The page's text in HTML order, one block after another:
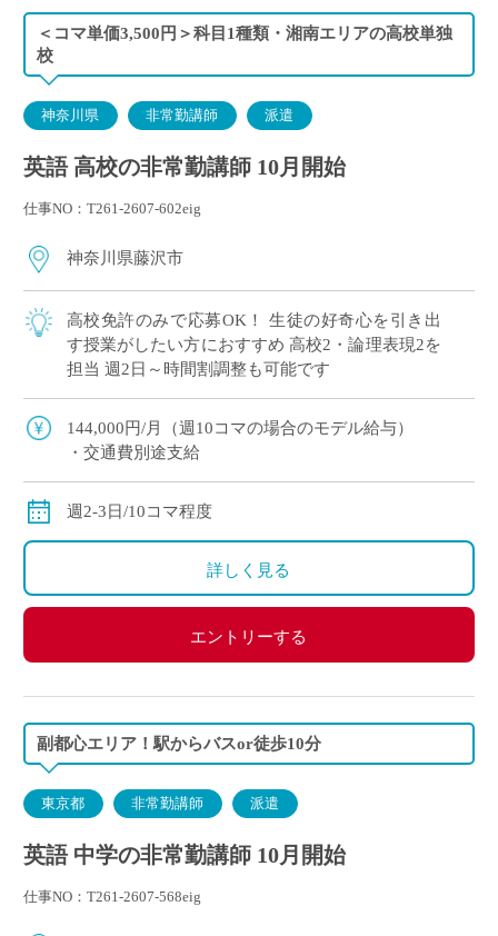
＜コマ単価3,500円＞科目1種類・湘南エリアの高校単独
校
神奈川県 非常勤講師 派遣
英語 高校の非常勤講師 10月開始
仕事NO：T261-2607-602eig
神奈川県藤沢市
高校免許のみで応募OK！ 生徒の好奇心を引き出
す授業がしたい方におすすめ 高校2・論理表現2を
担当 週2日～時間割調整も可能です
144,000円/月（週10コマの場合のモデル給与）
・交通費別途支給
週2-3日/10コマ程度
詳しく見る
エントリーする
副都心エリア！駅からバスor徒歩10分
東京都 非常勤講師 派遣
英語 中学の非常勤講師 10月開始
仕事NO：T261-2607-568eig